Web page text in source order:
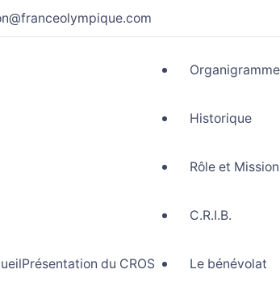
Présentation du CROS
Historique
Rôle et
C.R.I.B.
Le bénévolat